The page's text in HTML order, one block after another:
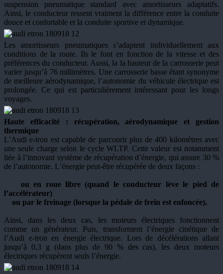
suspension pneumatique standard avec amortisseurs adaptatifs.
Ainsi, le conducteur ressent vraiment la différence entre la conduite
douce et confortable et la conduite sportive et dynamique.
Les amortisseurs pneumatiques s’adaptent individuellement aux
conditions de la route. Ils le font en fonction de la vitesse et des
préférences du conducteur. Aussi, la la hauteur de la carrosserie peut
varier jusqu’à 76 millimètres. Une carrosserie basse étant synonyme
de meilleure aérodynamique, l’autonomie du véhicule électrique est
prolongée. Ce qui est particulièrement intéressant pour les longs
voyages.
Haute efficacité : récupération, aérodynamique et gestion
thermique
L’Audi e-tron est capable de parcourir plus de 400 kilomètres avec
une seule charge selon le cycle WLTP. Cette valeur est notamment
liée à l’innovant système de récupération d’énergie, qui assure 30 %
de l’autonomie. L’énergie peut-être récupérée de deux façons :
ou en roue libre (quand le conducteur lève le pied de
l’accélérateur)
ou par le freinage (lorsque la pédale de frein est enfoncée).
Ainsi, dans les deux cas, les moteurs électriques fonctionnent
comme un générateur. Puis, transforment l’énergie cinétique de
l’Audi e-tron en énergie électrique. Lors de décélérations allant
jusqu’à 0,3 g (dans plus de 90 % des cas), les deux moteurs
électriques récupèrent seuls l’énergie.